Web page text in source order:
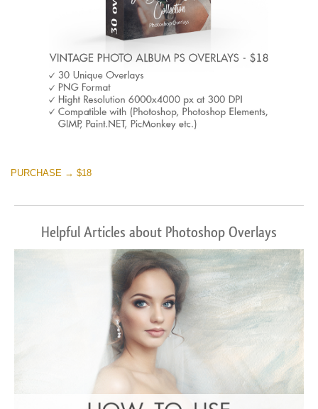
PURCHASE → $18
Helpful Articles about Photoshop Overlays